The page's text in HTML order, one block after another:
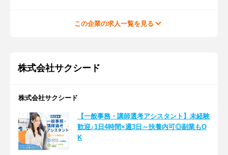
この企業の求人一覧を見る
株式会社サクシード
株式会社サクシード
【一般事務・講師選考アシスタント】未経験
歓迎♪1日4時間×週3日～扶養内可◎副業もO
K